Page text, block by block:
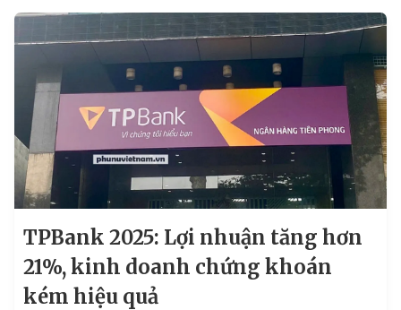
TPBank 2025: Lợi nhuận tăng hơn
21%, kinh doanh chứng khoán
kém hiệu quả